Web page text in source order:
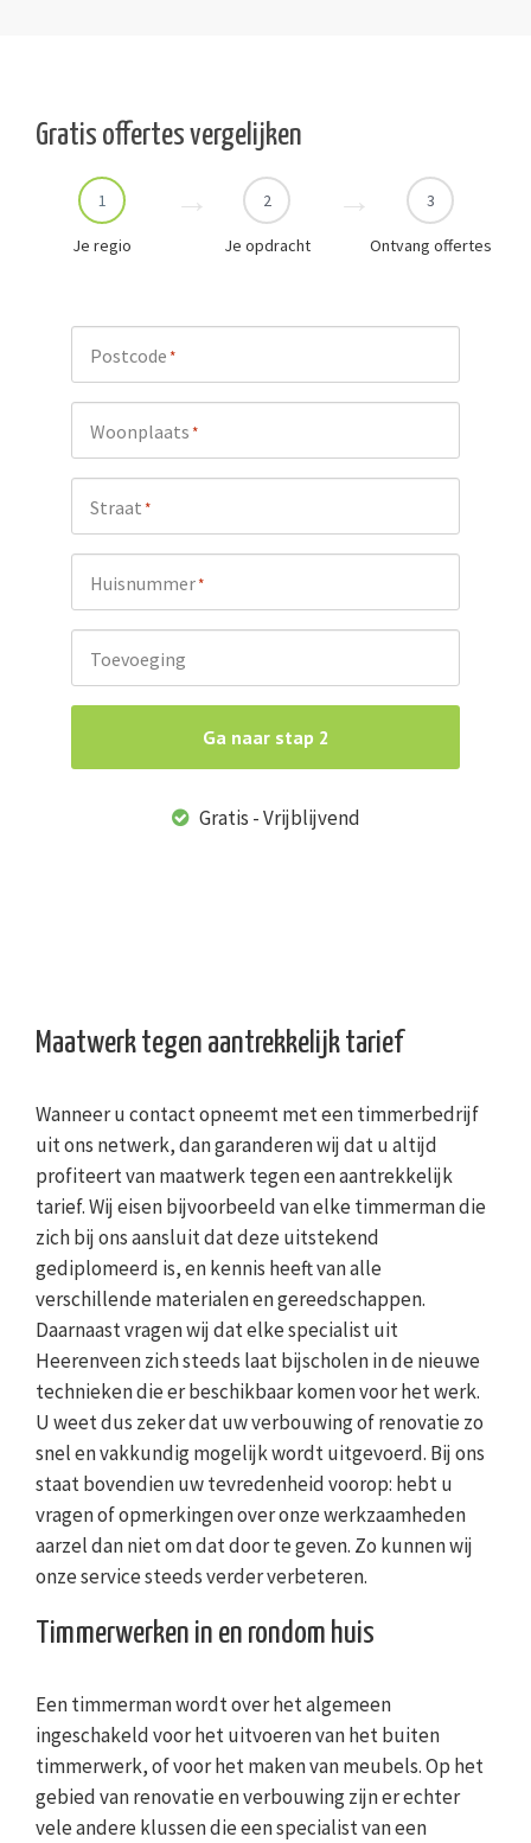
Gratis offertes vergelijken
1
Je regio
2
Je opdracht
3
Ontvang offertes
Postcode*
Woonplaats*
Straat*
Huisnummer*
Toevoeging
Ga naar stap 2
Gratis - Vrijblijvend
Maatwerk tegen aantrekkelijk tarief
Wanneer u contact opneemt met een timmerbedrijf
uit ons netwerk, dan garanderen wij dat u altijd
profiteert van maatwerk tegen een aantrekkelijk
tarief. Wij eisen bijvoorbeeld van elke timmerman die
zich bij ons aansluit dat deze uitstekend
gediplomeerd is, en kennis heeft van alle
verschillende materialen en gereedschappen.
Daarnaast vragen wij dat elke specialist uit
Heerenveen zich steeds laat bijscholen in de nieuwe
technieken die er beschikbaar komen voor het werk.
U weet dus zeker dat uw verbouwing of renovatie zo
snel en vakkundig mogelijk wordt uitgevoerd. Bij ons
staat bovendien uw tevredenheid voorop: hebt u
vragen of opmerkingen over onze werkzaamheden
aarzel dan niet om dat door te geven. Zo kunnen wij
onze service steeds verder verbeteren.
Timmerwerken in en rondom huis
Een timmerman wordt over het algemeen
ingeschakeld voor het uitvoeren van het buiten
timmerwerk, of voor het maken van meubels. Op het
gebied van renovatie en verbouwing zijn er echter
vele andere klussen die een specialist van een